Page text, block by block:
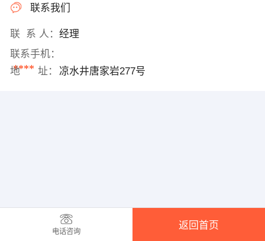
联系我们
联 系 人： 经理
联系手机：
****
地 址： 凉水井唐家岩277号
电话咨询
返回首页